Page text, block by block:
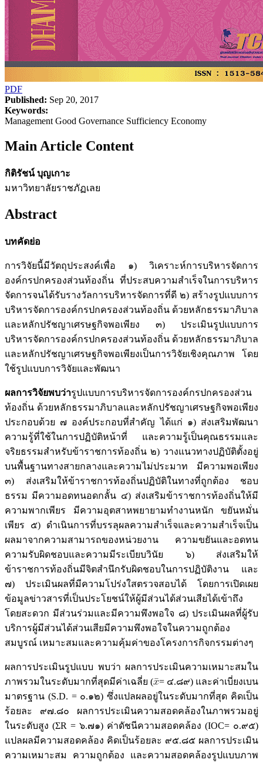
PDF
Published: Sep 20, 2017
Keywords:
Management Good Governance Sufficiency Economy
Main Article Content
กิติรัชน์ บุญเกาะ
มหาวิทยาลัยราชภัฏเลย
Abstract
บทคัดย่อ
การวิจัยนี้มีวัตถุประสงค์เพื่อ ๑) วิเคราะห์การบริหารจัดการ
องค์กรปกครองส่วนท้องถิ่น ที่ประสบความสำเร็จในการบริหาร
จัดการจนได้รับรางวัลการบริหารจัดการที่ดี ๒) สร้างรูปแบบการ
บริหารจัดการองค์กรปกครองส่วนท้องถิ่น ด้วยหลักธรรมาภิบาล
และหลักปรัชญาเศรษฐกิจพอเพียง ๓) ประเมินรูปแบบการ
บริหารจัดการองค์กรปกครองส่วนท้องถิ่น ด้วยหลักธรรมาภิบาล
และหลักปรัชญาเศรษฐกิจพอเพียงเป็นการวิจัยเชิงคุณภาพ โดย
ใช้รูปแบบการวิจัยและพัฒนา
ผลการวิจัยพบว่ารูปแบบการบริหารจัดการองค์กรปกครองส่วน
ท้องถิ่น ด้วยหลักธรรมาภิบาลและหลักปรัชญาเศรษฐกิจพอเพียง
ประกอบด้วย ๗ องค์ประกอบที่สำคัญ ได้แก่ ๑) ส่งเสริมพัฒนา
ความรู้ที่ใช้ในการปฏิบัติหน้าที่ และความรู้เป็นคุณธรรมและ
จริยธรรมสำหรับข้าราชการท้องถิ่น ๒) วางแนวทางปฏิบัติตั้งอยู่
บนพื้นฐานทางสายกลางและความไม่ประมาท มีความพอเพียง
๓) ส่งเสริมให้ข้าราชการท้องถิ่นปฏิบัติในทางที่ถูกต้อง ชอบ
ธรรม มีความอดทนอดกลั้น ๔) ส่งเสริมข้าราชการท้องถิ่นให้มี
ความพากเพียร มีความอุตสาหพยายามทำงานหนัก ขยันหมั่น
เพียร ๕) ดำเนินการที่บรรลุผลความสำเร็จและความสำเร็จเป็น
ผลมาจากความสามารถของหน่วยงาน ความขยันและอดทน
ความรับผิดชอบและความมีระเบียบวินัย ๖) ส่งเสริมให้
ข้าราชการท้องถิ่นมีจิตสำนึกรับผิดชอบในการปฏิบัติงาน และ
๗) ประเมินผลที่มีความโปร่งใสตรวจสอบได้ โดยการเปิดเผย
ข้อมูลข่าวสารที่เป็นประโยชน์ให้ผู้มีส่วนได้ส่วนเสียได้เข้าถึง
โดยสะดวก มีส่วนร่วมและมีความพึงพอใจ ๘) ประเมินผลที่ผู้รับ
บริการผู้มีส่วนได้ส่วนเสียมีความพึงพอใจในความถูกต้อง
สมบูรณ์ เหมาะสมและความคุ้มค่าของโครงการกิจกรรมต่างๆ
ผลการประเมินรูปแบบ พบว่า ผลการประเมินความเหมาะสมใน
ภาพรวมในระดับมากที่สุดมีค่าเฉลี่ย ( = ๔.๘๙) และค่าเบี่ยงเบน
มาตรฐาน (S.D. = ๐.๑๒) ซึ่งแปลผลอยู่ในระดับมากที่สุด คิดเป็น
ร้อยละ ๙๗.๘๐ ผลการประเมินความสอดคล้องในภาพรวมอยู่
ในระดับสูง (ΣR = ๖.๗๑) ค่าดัชนีความสอดคล้อง (IOC= ๐.๙๕)
แปลผลมีความสอดคล้อง คิดเป็นร้อยละ ๙๕.๘๕ ผลการประเมิน
ความเหมาะสม ความถูกต้อง และความสอดคล้องรูปแบบภาพ